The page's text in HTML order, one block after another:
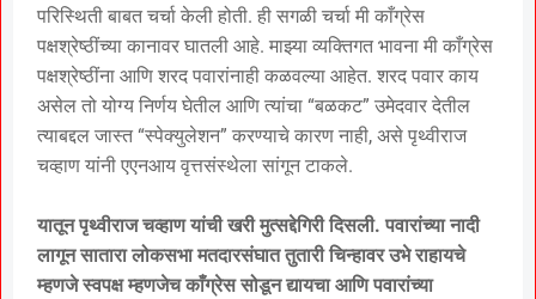
परिस्थिती बाबत चर्चा केली होती. ही सगळी चर्चा मी काँग्रेस
पक्षश्रेष्ठींच्या कानावर घातली आहे. माझ्या व्यक्तिगत भावना मी काँग्रेस
पक्षश्रेष्ठींना आणि शरद पवारांनाही कळवल्या आहेत. शरद पवार काय
असेल तो योग्य निर्णय घेतील आणि त्यांचा “बळकट” उमेदवार देतील
त्याबद्दल जास्त “स्पेक्युलेशन” करण्याचे कारण नाही, असे पृथ्वीराज
चव्हाण यांनी एएनआय वृत्तसंस्थेला सांगून टाकले.
यातून पृथ्वीराज चव्हाण यांची खरी मुत्सद्देगिरी दिसली. पवारांच्या नादी
लागून सातारा लोकसभा मतदारसंघात तुतारी चिन्हावर उभे राहायचे
म्हणजे स्वपक्ष म्हणजेच काँग्रेस सोडून द्यायचा आणि पवारांच्या